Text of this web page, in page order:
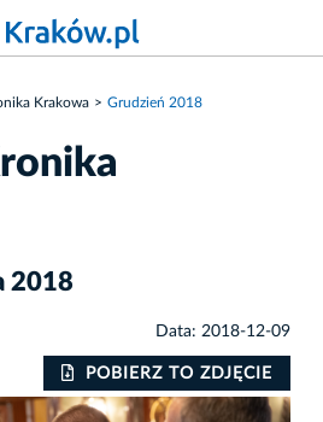
Krakowa Grudzień 2018
2018
Data: 2018-12-09
POBIERZ TO ZDJĘCIE